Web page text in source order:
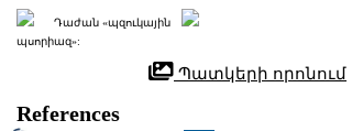
Դաժան «պզուկային
պսորիազ»:
Պատկերի որոնում
References